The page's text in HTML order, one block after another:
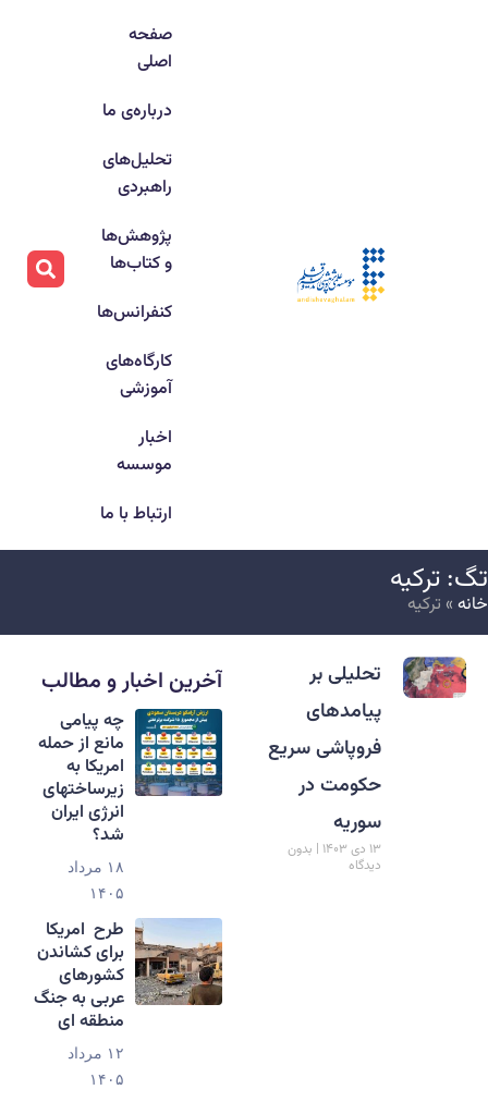
صفحه
اصلی
درباره‌ی ما
تحلیل‌های
راهبردی
پژوهش‌ها
و کتاب‌ها
کنفرانس‌ها
کارگاه‌های
آموزشی
اخبار
موسسه
ارتباط با ما
ترکیه
» ترکیه
تحلیلی بر
پیامدهای
فروپاشی سریع
حکومت در
سوریه
۱۳ دی ۱۴۰۳
بدون
دیدگاه
آخرین اخبار و مطالب
‏چه پیامی
مانع از حمله
امریکا به
زیرساختهای
انرژی ایران
شد؟
۱۸ مرداد
۱۴۰۵
طرح امریکا
برای کشاندن
کشورهای
عربی به جنگ
منطقه ای
۱۲ مرداد
۱۴۰۵